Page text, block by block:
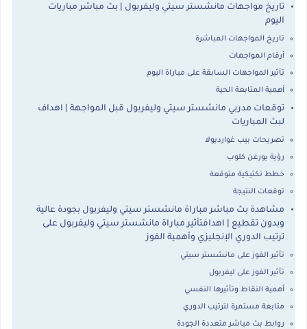
تاريخ مواجهات مانشستر سيتي وليفربول | بث مباشر مباريات
اليوم
تاريخ المواجهات المباشرة
أرقام المواجهات
تأثير المواجهات السابقة على مباراة اليوم
أهمية المتابعة الحية
توقعات مدربي مانشستر سيتي وليفربول قبل المواجهة | اهداف
لبث المباريات
تصريحات بيب غوارديولا
رؤية يورغن كلوب
خطط تكتيكية متوقعة
توقعات النتيجة
مشاهدة بث مباشر مباراة مانشستر سيتي وليفربول بجودة عالية
وبدون تقطيع | اهدافتأثير مباراة مانشستر سيتي وليفربول على
ترتيب الدوري الإنجليزي وأهمية الفوز
تأثير الفوز على مانشستر سيتي
تأثير الفوز على ليفربول
أهمية النقاط وتأثيرها النفسي
متابعة مستمرة لترتيب الدوري
روابط بث مباشر متعددة الجودة